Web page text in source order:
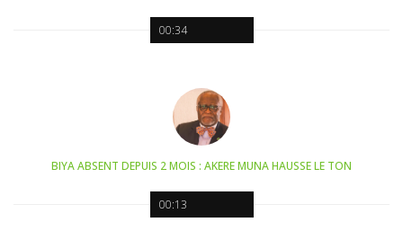
00:34
00:13
BIYA ABSENT DEPUIS 2 MOIS : AKERE MUNA HAUSSE LE TON